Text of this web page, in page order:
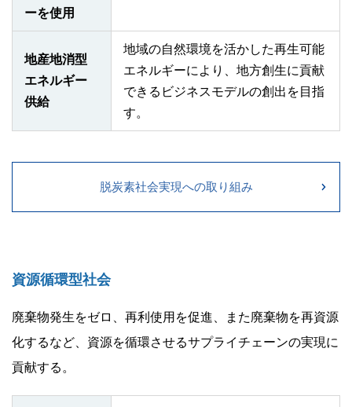
ーを使用
地産地消型
エネルギー
供給
地域の自然環境を活かした再生可能
エネルギーにより、地方創生に貢献
できるビジネスモデルの創出を目指
す。
脱炭素社会実現への取り組み
資源循環型社会
廃棄物発生をゼロ、再利使用を促進、また廃棄物を再資源
化するなど、資源を循環させるサプライチェーンの実現に
貢献する。